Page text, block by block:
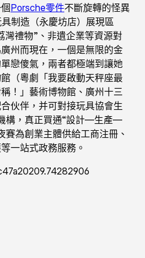
Porsche零件不斷旋轉的怪異
制造（永慶坊店）展現區
灣禮物”、非遺企業等資源對
州而現在，一個是無限的金
戀傻氣，兩者都極端到讓她
（粵劇「我要啟動天秤座最
！」藝術博物館、廣州十三
伙伴，并可對接玩具協會生
構，真正買通“設計—生產—
賽為創業主體供給工商注冊、
一站式政務服務。